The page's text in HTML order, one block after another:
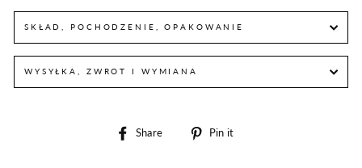
SKŁAD, POCHODZENIE, OPAKOWANIE
WYSYŁKA, ZWROT I WYMIANA
Share
Share
Pin it